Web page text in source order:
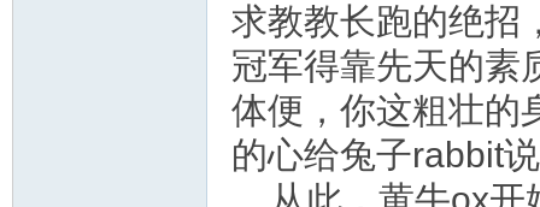
求教教长跑的绝招
冠军得靠先天的素
体便，你这粗壮的
的心给兔子rabbit